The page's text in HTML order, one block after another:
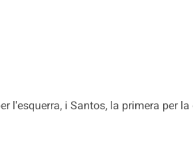
l'esquerra, i Santos, la primera per